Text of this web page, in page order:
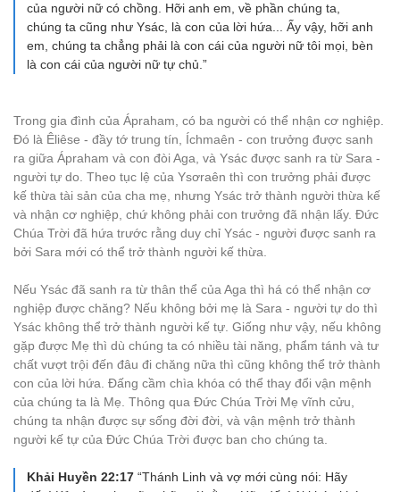
của người nữ có chồng. Hỡi anh em, về phần chúng ta,
chúng ta cũng như Ysác, là con của lời hứa... Ấy vậy, hỡi anh
em, chúng ta chẳng phải là con cái của người nữ tôi mọi, bèn
là con cái của người nữ tự chủ.”
Trong gia đình của Ápraham, có ba người có thể nhận cơ nghiệp.
Đó là Êliêse - đầy tớ trung tín, Íchmaên - con trưởng được sanh
ra giữa Ápraham và con đòi Aga, và Ysác được sanh ra từ Sara -
người tự do. Theo tục lệ của Ysơraên thì con trưởng phải được
kế thừa tài sản của cha mẹ, nhưng Ysác trở thành người thừa kế
và nhận cơ nghiệp, chứ không phải con trưởng đã nhận lấy. Đức
Chúa Trời đã hứa trước rằng duy chỉ Ysác - người được sanh ra
bởi Sara mới có thể trở thành người kế thừa.
Nếu Ysác đã sanh ra từ thân thể của Aga thì há có thể nhận cơ
nghiệp được chăng? Nếu không bởi mẹ là Sara - người tự do thì
Ysác không thể trở thành người kế tự. Giống như vậy, nếu không
gặp được Mẹ thì dù chúng ta có nhiều tài năng, phẩm tánh và tư
chất vượt trội đến đâu đi chăng nữa thì cũng không thể trở thành
con của lời hứa. Đấng cầm chìa khóa có thể thay đổi vận mệnh
của chúng ta là Mẹ. Thông qua Đức Chúa Trời Mẹ vĩnh cửu,
chúng ta nhận được sự sống đời đời, và vận mệnh trở thành
người kế tự của Đức Chúa Trời được ban cho chúng ta.
Khải Huyền 22:17 “Thánh Linh và vợ mới cùng nói: Hãy